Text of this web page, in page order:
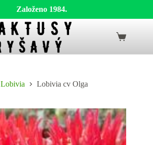
Založeno 1984.
Shopping
Lobivia Lobivia cv Olga